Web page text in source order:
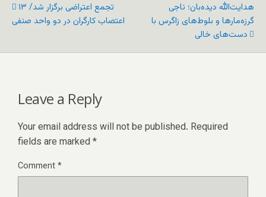
۱۳ تجمع اعتراضی برگزار شد/
اعتصاب کارگران در دو واحد صنفی
هدایت‌الله دیده‌بان؛ ناجی
گرزه‌مارها و بلوط‌های زاگرس با
دست‌های خالی
Leave a Reply
Your email address will not be published. Required
fields are marked *
Comment*